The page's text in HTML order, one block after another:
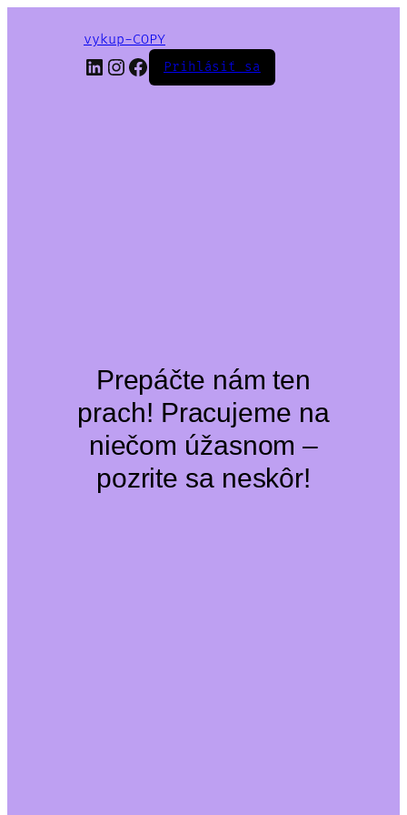
vykup-COPY
LinkedIn
Instagram
Facebook
Prihlásiť sa
Prepáčte nám ten
prach! Pracujeme na
niečom úžasnom –
pozrite sa neskôr!